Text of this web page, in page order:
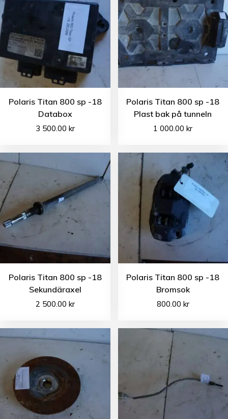
Polaris Titan 800 sp -18
Databox
3 500.00 kr
Polaris Titan 800 sp -18
Plast bak på tunneln
1 000.00kr
Polaris Titan 800 sp -18
Sekundäraxel
2 500.00 kr
Polaris Titan 800 sp -18
Bromsok
800.00 kr